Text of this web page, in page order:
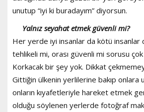
unutup “iyi ki buradayım” diyorsun.
Yalnız seyahat etmek güvenli mi?
Her yerde iyi insanlar da kötü insanlar
tehlikeli mi, orası güvenli mi sorusu
Korkacak bir şey yok. Dikkat
Gittiğin ülkenin yerlilerine bakıp onlara
onların kıyafetleriyle hareket etmek
olduğu söylenen yerlerde fotoğraf